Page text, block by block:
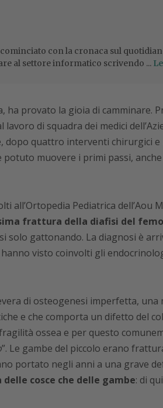
con la cronaca sul
al settore informatico scrivendo ...
ha provato la gioia di camminare.
di squadra dei medici
dopo quattro interventi chirurgici
muovere i primi passi,
all’Ortopedia Pediatrica dell’Aou
frattura della diafisi del
solo gattonando. La diagnosi è
visto coinvolti gli
di osteogenesi imperfetta, una
e che comporta un difetto del
ossea e per questo
”. Le gambe del piccolo erano
portato negli anni a una grave
cosce che delle gambe: di